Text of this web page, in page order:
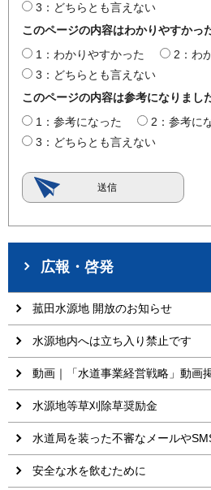
3：どちらとも言えない
このページの内容はわかりやすかっ
1：わかりやすかった
2：わ
3：どちらとも言えない
このページの内容は参考になりまし
1：参考になった
2：参考に
3：どちらとも言えない
広報・啓発
菰田水源地 開放のお知らせ
水源地内へは立ち入り禁止です
動画｜「水道事業経営戦略」動画
水源地等草刈除草奨励金
水道局を装った不審なメールや
安全な水を飲むために